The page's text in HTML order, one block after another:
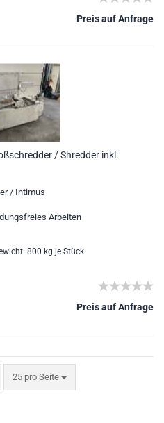
Preis auf Anfrage
/ Shredder inkl.
/ Intimus
Arbeiten
800 kg je Stück
Preis auf Anfrage
25 pro Seite